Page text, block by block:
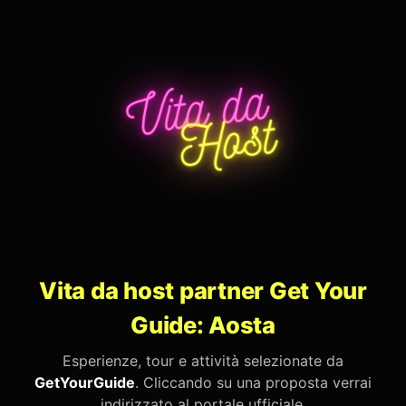
Vita da host partner Get Your
Guide: Aosta
Esperienze, tour e attività selezionate da
GetYourGuide. Cliccando su una proposta verrai